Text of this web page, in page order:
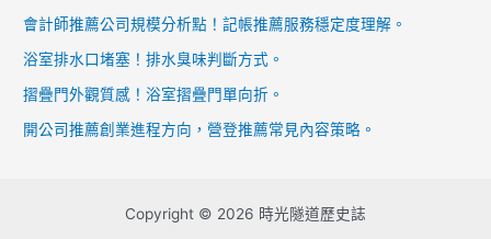
會計師推薦公司規模分析點！記帳推薦服務穩定度理解。
浴室排水口堵塞！排水臭味判斷方式。
摺疊門外觀質感！浴室摺疊門單向折。
開公司推薦創業進程方向，營登推薦常見內容策略。
Copyright © 2026 時光隧道歷史誌